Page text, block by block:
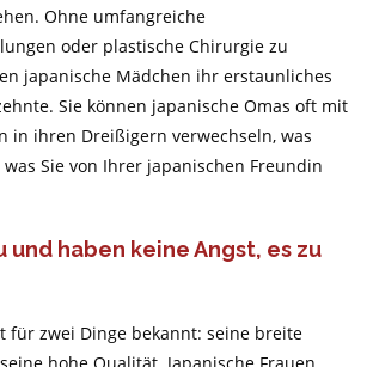
Ohne umfangreiche
oder plastische Chirurgie zu
japanische Mädchen ihr erstaunliches
Sie können japanische Omas oft mit
in ihren Dreißigern verwechseln, was
Sie von Ihrer japanischen Freundin
und haben keine Angst, es zu
für zwei Dinge bekannt: seine breite